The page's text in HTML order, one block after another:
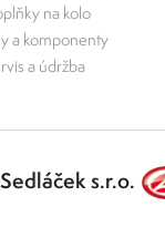
na kolo
a komponenty
a údržba
Sedláček s.r.o.